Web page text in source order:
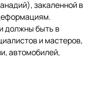
закаленной в
должны быть в
и мастеров,
автомобилей,